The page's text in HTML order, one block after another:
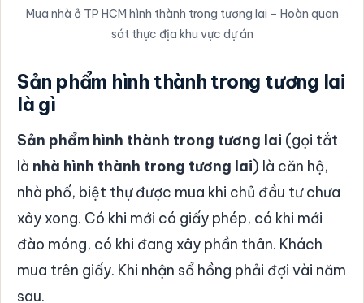
Mua nhà ở TP HCM hình thành trong tương lai – Hoàn quan
sát thực địa khu vực dự án
Sản phẩm hình thành trong tương lai
là gì
Sản phẩm hình thành trong tương lai (gọi tắt
là nhà hình thành trong tương lai) là căn hộ,
nhà phố, biệt thự được mua khi chủ đầu tư chưa
xây xong. Có khi mới có giấy phép, có khi mới
đào móng, có khi đang xây phần thân. Khách
mua trên giấy. Khi nhận sổ hồng phải đợi vài năm
sau.